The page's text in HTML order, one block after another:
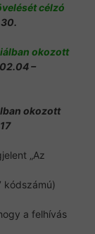
célzó
okozott
–
okozott
„Az
kódszámú)
a felhívás